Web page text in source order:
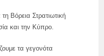
Βόρεια Στρατιωτική
και την Κύπρο.
τα γεγονότα